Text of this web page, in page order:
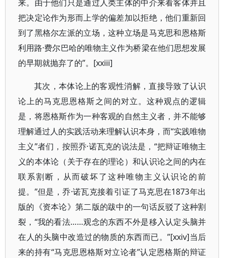
来。由于他们只是通过人类主体的中介来看客体并且
把决定论作为形而上学的偏差加以拒绝，他们重新回
到了黑格尔左派的立场，这种立场是马克思和恩格斯
利用路·费尔巴哈的唯物主义作为桥梁在他们思想发展
的早期就抛弃了的”。[xxiii]
其次，本体论上的客观性消解，直接导致了认识
论上的马克思恩格斯之间的对立。这种观点的逻辑
是，将恩格斯作为一种客观的自然主义者，并不能够
理解通过人的实践活动来理解认识本身，而“实践唯物
主义”者们，按照乔·诺瓦克的说法是，“把辩证唯物主
义的本体论（关于存在的理论）和认识论之间的内在
联系割断，从而破坏了这种唯物主义认识论的前
提。”但是，乔·诺瓦克接着引证了马克思在1873年出
版的《资本论》第二版的跋中的一句话反驳了这种割
裂，“我的看法……观念的东西不外是移入认定头脑并
在人的头脑中改造过的物质的东西而已。”[xxiv]当后
来的持有“马克思恩格斯对立论者”认定恩格斯的辩证